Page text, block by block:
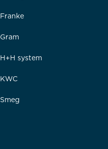
Franke
Gram
H+H system
KWC
Smeg